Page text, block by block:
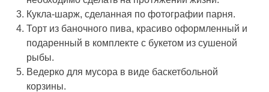
Кукла-шарж, сделанная по фотографии парня.
Торт из баночного пива, красиво оформленный и
подаренный в комплекте с букетом из сушеной
рыбы.
Ведерко для мусора в виде баскетбольной
корзины.